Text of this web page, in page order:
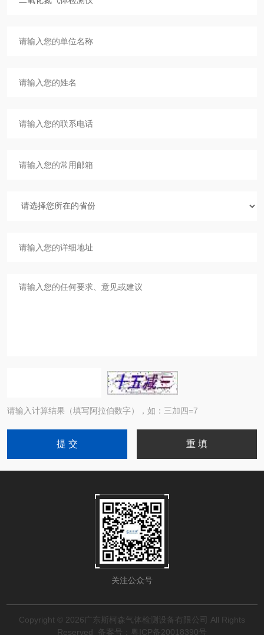
请输入计算结果（填写阿拉伯数字），如：三加四=7
关注公众号
Copyright © 2026广东斯柯森气体检测设备有限公司 All Rights
Reserved
备案号：粤ICP备20018390号